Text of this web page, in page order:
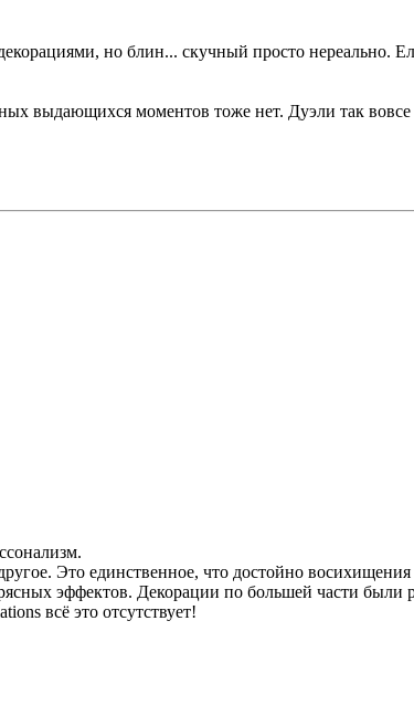
но блин... скучный просто нереально.
выдающихся моментов тоже нет. Дуэли так
Это единственное, что достойно восихищения
эффектов. Декорации по большей части были
всё это отсутствует!